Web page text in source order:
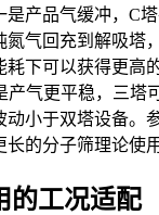
是产品气缓冲，C
氮气回充到解吸塔
耗下可以获得更高
产气更平稳，三塔
动小于双塔设备。
的分子筛理论使
的工况适配